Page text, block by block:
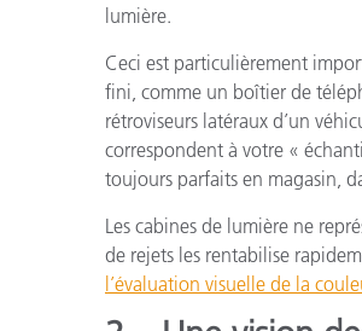
lumière.
Ceci est particulièrement
fini, comme un boîtier de
rétroviseurs latéraux d’un
correspondent à votre «
toujours parfaits en magasin,
Les cabines de lumière ne
de rejets les rentabilise
l’évaluation visuelle de la